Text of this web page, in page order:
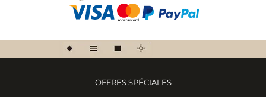
OFFRES SPÉCIALES